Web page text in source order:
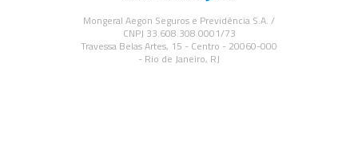
Mongeral Aegon Seguros e Previdência S.A. /
CNPJ 33.608.308.0001/73
Travessa Belas Artes, 15 - Centro - 20060-000
- Rio de Janeiro, RJ